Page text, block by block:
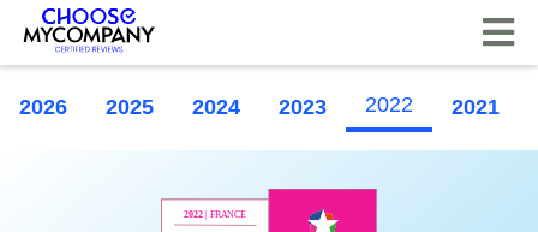
2026 2025 2024 2023 2022 2021
Cookie-Einstellungen